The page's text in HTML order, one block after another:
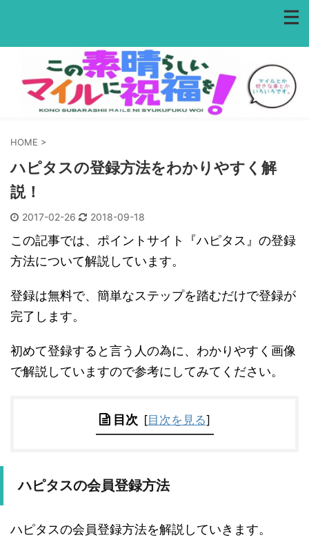
HOME >
ハピタスの登録方法をわかりやすく解
説！
2017-02-26 2018-09-18
この記事では、ポイントサイト『ハピタス』の登録
方法について解説しています。
登録は無料で、簡単なステップを踏むだけで登録が
完了します。
初めて登録すると言う人の為に、わかりやすく画像
で解説していますので参考にしてみてください。
目次 [目次を見る]
ハピタスの会員登録方法
ハピタスの会員登録方法を解説していきます。